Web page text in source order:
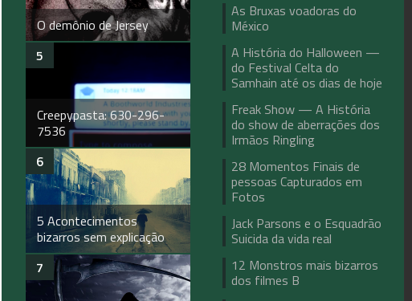
O demônio de Jersey
Creepypasta: 630-296-
7536
5 Acontecimentos
bizarros sem explicação
As Bruxas voadoras do
México
A História do Halloween —
do Festival Celta do
Samhain até os dias de hoje
Freak Show — A História
do show de aberrações dos
Irmãos Ringling
28 Momentos Finais de
pessoas Capturados em
Fotos
Jack Parsons e o Esquadrão
Suicida da vida real
12 Monstros mais bizarros
dos filmes B